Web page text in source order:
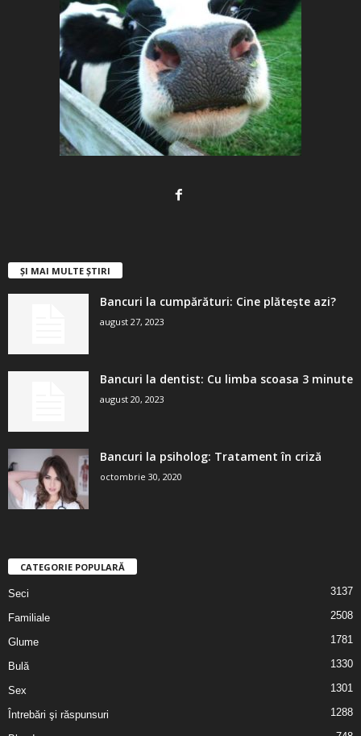
ȘI MAI MULTE ȘTIRI
Bancuri la cumpărături: Cine plătește azi?
august 27, 2023
Bancuri la dentist: Cu limba scoasa 3 minute
august 20, 2023
Bancuri la psiholog: Tratament în criză
octombrie 30, 2020
CATEGORIE POPULARĂ
Seci 3137
Familiale 2508
Glume 1781
Bulă 1330
Sex 1301
Întrebări şi răspunsuri 1288